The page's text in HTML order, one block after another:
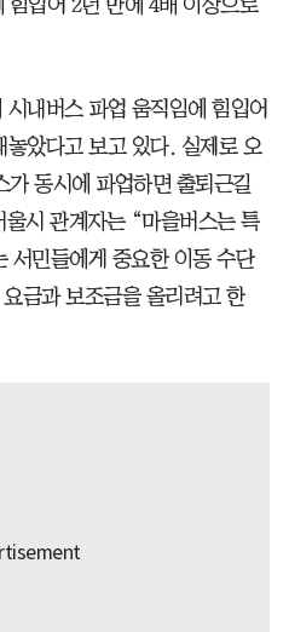
힘입어 2년 만에 4배 이상으로
내버스 파업 움직임에 힘입어
았다고 보고 있다. 실제로 오
가 동시에 파업하면 출퇴근길
시 관계자는 “마을버스는 특
서민들에게 중요한 이동 수단
금과 보조금을 올리려고 한